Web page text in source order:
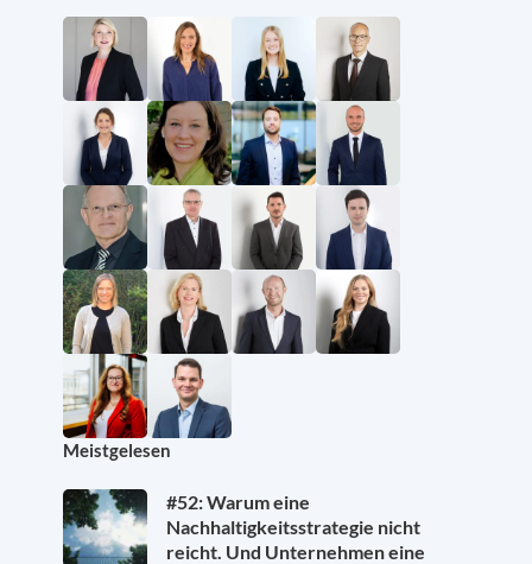
Meistgelesen
#52: Warum eine
Nachhaltigkeitsstrategie nicht
reicht. Und Unternehmen eine